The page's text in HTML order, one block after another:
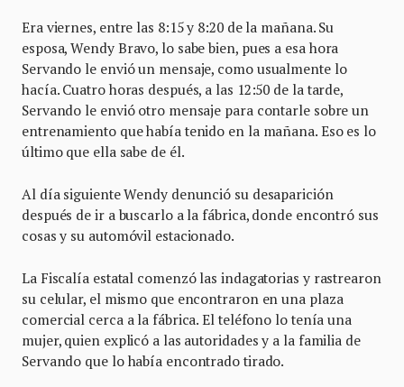
Era viernes, entre las 8:15 y 8:20 de la mañana. Su
esposa, Wendy Bravo, lo sabe bien, pues a esa hora
Servando le envió un mensaje, como usualmente lo
hacía. Cuatro horas después, a las 12:50 de la tarde,
Servando le envió otro mensaje para contarle sobre un
entrenamiento que había tenido en la mañana. Eso es lo
último que ella sabe de él.
Al día siguiente Wendy denunció su desaparición
después de ir a buscarlo a la fábrica, donde encontró sus
cosas y su automóvil estacionado.
La Fiscalía estatal comenzó las indagatorias y rastrearon
su celular, el mismo que encontraron en una plaza
comercial cerca a la fábrica. El teléfono lo tenía una
mujer, quien explicó a las autoridades y a la familia de
Servando que lo había encontrado tirado.